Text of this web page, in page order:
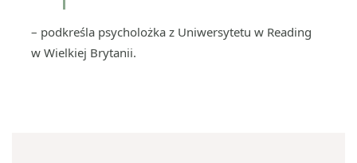
– podkreśla psycholożka z Uniwersytetu w Reading
w Wielkiej Brytanii.